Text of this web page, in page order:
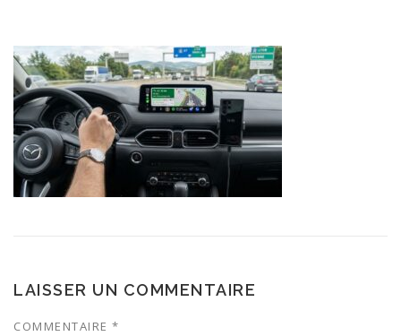
LAISSER UN COMMENTAIRE
COMMENTAIRE *